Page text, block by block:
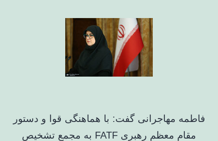
فاطمه مهاجرانی گفت: با هماهنگی قوا و دستور
مقام معظم رهبری FATF به مجمع تشخیص